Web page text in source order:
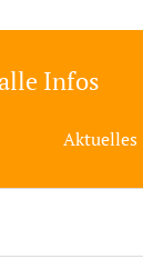
Infos
Aktuelles